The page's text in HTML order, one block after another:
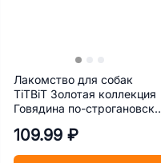
Лакомство для собак
TiTBiT Золотая коллекция
Говядина по-строгановски
109.99 ₽